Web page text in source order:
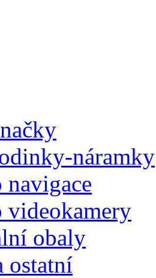
náramky
videokamery
obaly
ostatní